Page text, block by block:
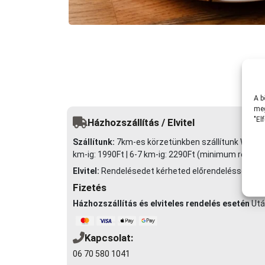
A
Házhozszállítás / Elvitel
Szállítunk: 7km-es körzetünkben szállítunk Wolt
km-ig: 1990Ft | 6-7 km-ig: 2290Ft (minimum
Elvitel: Rendelésedet kérheted előrendeléssel
Fizetés
Házhozszállítás és elviteles rendelés esetén
Kapcsolat:
06 70 580 1041